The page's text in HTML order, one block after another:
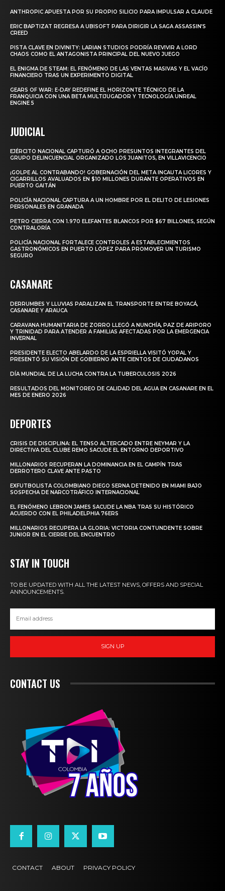
ANTHROPIC APUESTA POR SU PROPIO SILICIO PARA IMPULSAR A CLAUDE
ERIC BAPTIZAT REGRESA A UBISOFT PARA DIRIGIR LA SAGA ASSASSIN’S
CREED
PISTA CLAVE EN DIVINITY: LARIAN STUDIOS PODRÍA REVIVIR A LORD
CHAOS COMO EL ANTAGONISTA PRINCIPAL DEL NUEVO JUEGO
EL ENIGMA DE STEAM: EL FENÓMENO DE LAS VENTAS MASIVAS Y EL VACÍO
FINANCIERO TRAS UN EXPERIMENTO DIGITAL
GEARS OF WAR: E-DAY REDEFINE EL HORIZONTE TÉCNICO DE LA
FRANQUICIA CON UNA BETA MULTIJUGADOR Y TECNOLOGÍA UNREAL
ENGINE 5
JUDICIAL
EJÉRCITO NACIONAL CAPTURÓ A OCHO PRESUNTOS INTEGRANTES DEL
GRUPO DELINCUENCIAL ORGANIZADO LOS JUANITOS, EN VILLAVICENCIO
¡GOLPE AL CONTRABANDO! GOBERNACIÓN DEL META INCAUTA LICORES Y
CIGARRILLOS AVALUADOS EN $10 MILLONES DURANTE OPERATIVOS EN
PUERTO GAITÁN
POLICÍA NACIONAL CAPTURA A UN HOMBRE POR EL DELITO DE LESIONES
PERSONALES EN GRANADA
PETRO CIERRA CON 1.970 ELEFANTES BLANCOS POR $67 BILLONES, SEGÚN
CONTRALORÍA
POLICÍA NACIONAL FORTALECE CONTROLES A ESTABLECIMIENTOS
GASTRONÓMICOS EN PUERTO LÓPEZ PARA PROMOVER UN TURISMO
SEGURO
CASANARE
DERRUMBES Y LLUVIAS PARALIZAN EL TRANSPORTE ENTRE BOYACÁ,
CASANARE Y ARAUCA
CARAVANA HUMANITARIA DE ZORRO LLEGÓ A NUNCHÍA, PAZ DE ARIPORO
Y TRINIDAD PARA ATENDER A FAMILIAS AFECTADAS POR LA EMERGENCIA
INVERNAL
PRESIDENTE ELECTO ABELARDO DE LA ESPRIELLA VISITÓ YOPAL Y
PRESENTÓ SU VISIÓN DE GOBIERNO ANTE CIENTOS DE CIUDADANOS
DÍA MUNDIAL DE LA LUCHA CONTRA LA TUBERCULOSIS 2026
RESULTADOS DEL MONITOREO DE CALIDAD DEL AGUA EN CASANARE EN EL
MES DE ENERO 2026
DEPORTES
CRISIS DE DISCIPLINA: EL TENSO ALTERCADO ENTRE NEYMAR Y LA
DIRECTIVA DEL CLUBE REMO SACUDE EL ENTORNO DEPORTIVO
MILLONARIOS RECUPERAN LA DOMINANCIA EN EL CAMPÍN TRAS
DERROTERO CLAVE ANTE PASTO
EXFUTBOLISTA COLOMBIANO DIEGO SERNA DETENIDO EN MIAMI BAJO
SOSPECHA DE NARCOTRÁFICO INTERNACIONAL
EL FENÓMENO LEBRON JAMES SACUDE LA NBA TRAS SU HISTÓRICO
ACUERDO CON EL PHILADELPHIA 76ERS
MILLONARIOS RECUPERA LA GLORIA: VICTORIA CONTUNDENTE SOBRE
JUNIOR EN EL CIERRE DEL ENCUENTRO
STAY IN TOUCH
TO BE UPDATED WITH ALL THE LATEST NEWS, OFFERS AND SPECIAL
ANNOUNCEMENTS.
SIGN UP
CONTACT US
CONTACT ABOUT PRIVACY POLICY